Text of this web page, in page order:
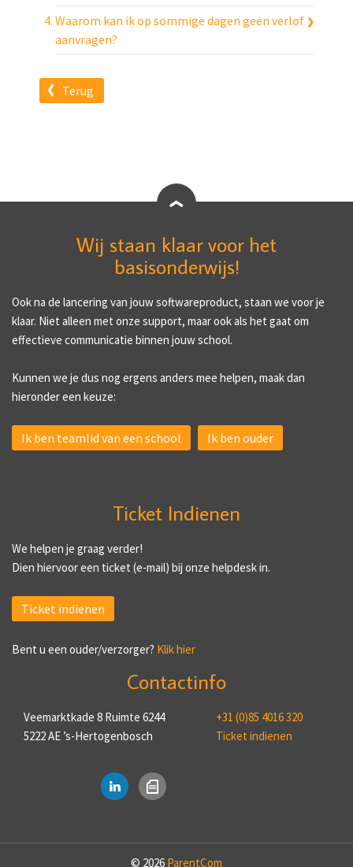
Waarom kan ik op sommige dagen geen verlof
aanvragen?
Terug
Wij staan klaar voor het
basisonderwijs!
Ook na de lancering van jouw softwareproduct, staan we voor je
klaar. Niet alleen met onze support, maar ook als het gaat om
effectieve communicatie binnen jouw school.
Kunnen we je dus nog ergens anders mee helpen, maak dan
hieronder een keuze:
Ik ben teamlid van een school Ik ben ouder
Ticket Indienen
We helpen je graag verder!
Dien hiervoor een ticket (e-mail) bij onze helpdesk in.
Ticket indienen
Bent u een ouder/verzorger? Klik hier
Contactinfo
Veemarktkade 8 Ruimte 6244
5222 AE ’s-Hertogenbosch
+31 (0)85 4016 320
Ticket indienen
© 2026 ParentCom